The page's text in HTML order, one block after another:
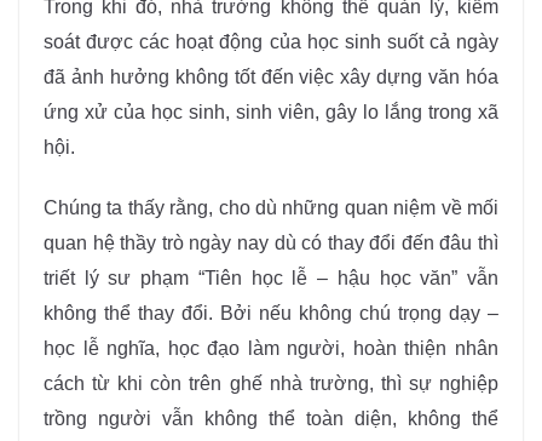
Trong khi đó, nhà trường không thể quản lý, kiểm
soát được các hoạt động của học sinh suốt cả ngày
đã ảnh hưởng không tốt đến việc xây dựng văn hóa
ứng xử của học sinh, sinh viên, gây lo lắng trong xã
hội.
Chúng ta thấy rằng, cho dù những quan niệm về mối
quan hệ thầy trò ngày nay dù có thay đổi đến đâu thì
triết lý sư phạm “Tiên học lễ – hậu học văn” vẫn
không thể thay đổi. Bởi nếu không chú trọng dạy –
học lễ nghĩa, học đạo làm người, hoàn thiện nhân
cách từ khi còn trên ghế nhà trường, thì sự nghiệp
trồng người vẫn không thể toàn diện, không thể